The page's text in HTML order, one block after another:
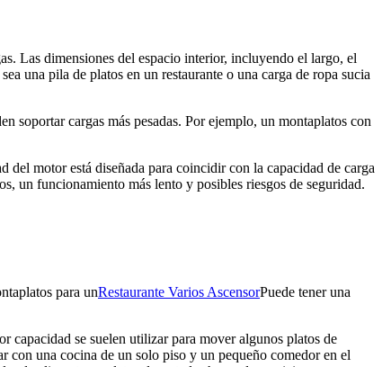
Las dimensiones del espacio interior, incluyendo el largo, el
una pila de platos en un restaurante o una carga de ropa sucia
soportar cargas más pesadas. Por ejemplo, un montaplatos con
del motor está diseñada para coincidir con la capacidad de carga
un funcionamiento más lento y posibles riesgos de seguridad.
para unRestaurante Varios AscensorPuede tener una
capacidad se suelen utilizar para mover algunos platos de
con una cocina de un solo piso y un pequeño comedor en el